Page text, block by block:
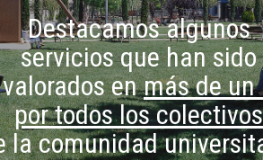
Destacamos algunos
servicios que han sido
valorados enmás de un
por todos los colectivos
la comunidad